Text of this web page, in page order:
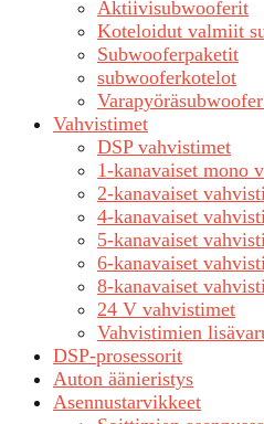
Aktiivisubwooferit
Koteloidut valmiit
Subwooferpaketit
subwooferkotelot
Vahvistimet
DSP vahvistimet
1-kanavaiset mono
2-kanavaiset
4-kanavaiset
5-kanavaiset
6-kanavaiset
8-kanavaiset
24 V vahvistimet
Vahvistimien
DSP-prosessorit
Auton äänieristys
Asennustarvikkeet